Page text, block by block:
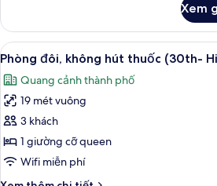
hút
thuốc
(30th-
High
Floor)
Phòng
giường
Tiêu
chuẩn,
không
hút
thuốc
(30th-
High
Floor)
Xem
Xem
tất
cả
ảnh
Phòng
đôi,
không
1
11
Phòng đôi, không hút thuốc (30th-
Quang cảnh thành phố
19 mét vuông
3 khách
1 giường cỡ queen
Wifi miễn phí